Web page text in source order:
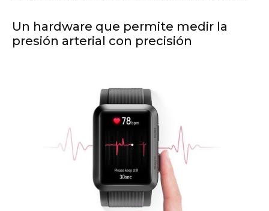
Un hardware que permite medir la
presión arterial con precisión